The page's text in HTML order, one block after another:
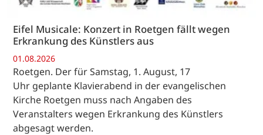
Eifel Musicale: Konzert in Roetgen fällt wegen
Erkrankung des Künstlers aus
01.08.2026
Roetgen. Der für Samstag, 1. August, 17
Uhr geplante Klavierabend in der evangelischen
Kirche Roetgen muss nach Angaben des
Veranstalters wegen Erkrankung des Künstlers
abgesagt werden.